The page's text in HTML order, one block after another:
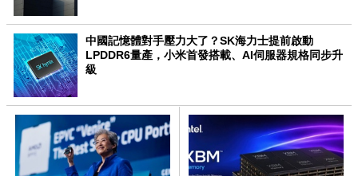
中國記憶體對手壓力大了？SK海力士提前啟動
LPDDR6量產，小米首發搭載、AI伺服器規格同步升
級